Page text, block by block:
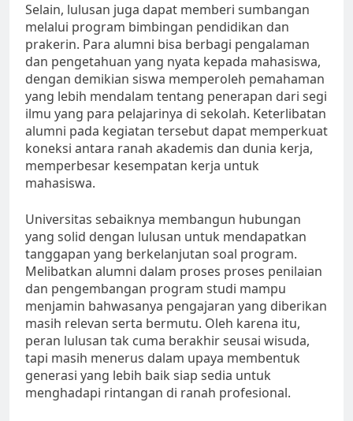
Selain, lulusan juga dapat memberi sumbangan
melalui program bimbingan pendidikan dan
prakerin. Para alumni bisa berbagi pengalaman
dan pengetahuan yang nyata kepada mahasiswa,
dengan demikian siswa memperoleh pemahaman
yang lebih mendalam tentang penerapan dari segi
ilmu yang para pelajarinya di sekolah. Keterlibatan
alumni pada kegiatan tersebut dapat memperkuat
koneksi antara ranah akademis dan dunia kerja,
memperbesar kesempatan kerja untuk
mahasiswa.
Universitas sebaiknya membangun hubungan
yang solid dengan lulusan untuk mendapatkan
tanggapan yang berkelanjutan soal program.
Melibatkan alumni dalam proses proses penilaian
dan pengembangan program studi mampu
menjamin bahwasanya pengajaran yang diberikan
masih relevan serta bermutu. Oleh karena itu,
peran lulusan tak cuma berakhir seusai wisuda,
tapi masih menerus dalam upaya membentuk
generasi yang lebih baik siap sedia untuk
menghadapi rintangan di ranah profesional.